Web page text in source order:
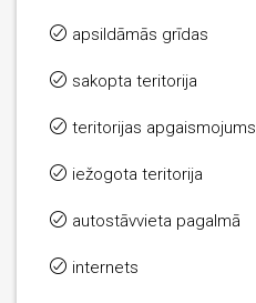
apsildāmās grīdas
sakopta teritorija
teritorijas apgaismojums
iežogota teritorija
autostāvvieta pagalmā
internets